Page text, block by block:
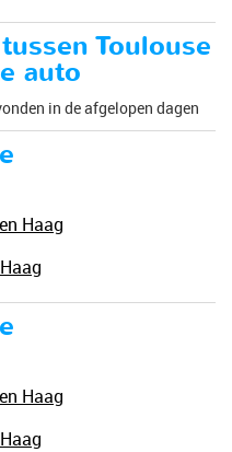
Toulouse
auto
in de afgelopen dagen
Haag
Haag